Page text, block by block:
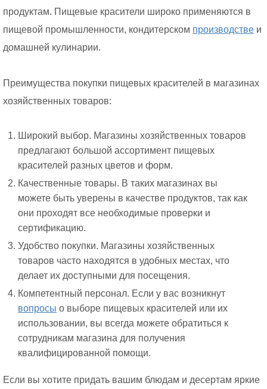
продуктам. Пищевые красители широко применяются в
пищевой промышленности, кондитерском производстве и
домашней кулинарии.
Преимущества покупки пищевых красителей в магазинах
хозяйственных товаров:
Широкий выбор. Магазины хозяйственных товаров
предлагают большой ассортимент пищевых
красителей разных цветов и форм.
Качественные товары. В таких магазинах вы
можете быть уверены в качестве продуктов, так как
они проходят все необходимые проверки и
сертификацию.
Удобство покупки. Магазины хозяйственных
товаров часто находятся в удобных местах, что
делает их доступными для посещения.
Компетентный персонал. Если у вас возникнут
вопросы о выборе пищевых красителей или их
использовании, вы всегда можете обратиться к
сотрудникам магазина для получения
квалифицированной помощи.
Если вы хотите придать вашим блюдам и десертам яркие